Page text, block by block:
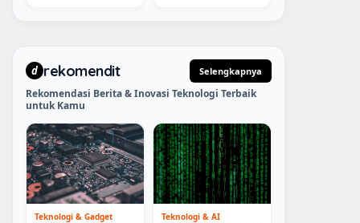
d rekomendit Selengkapnya
Rekomendasi Berita & Inovasi Teknologi Terbaik
untuk Kamu
Teknologi & Gadget
Teknologi & AI